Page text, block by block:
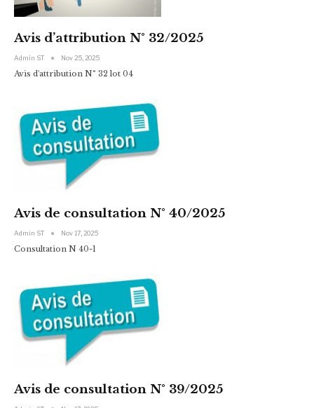
Avis d’attribution N° 32/2025
Admin ST Nov 25, 2025
Avis d'attribution N° 32 lot 04
Avis de consultation N° 40/2025
Admin ST Nov 17, 2025
Consultation N 40-1
Avis de consultation N° 39/2025